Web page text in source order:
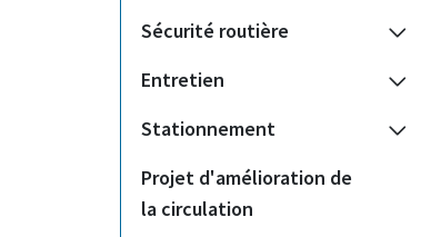
Sécurité routière
Entretien
Stationnement
Projet d'amélioration de
la circulation